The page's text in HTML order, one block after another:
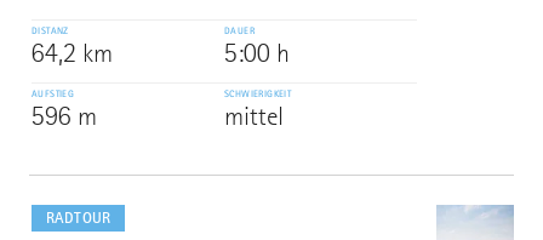
DISTANZ
64,2 km
DAUER
5:00 h
AUFSTIEG
596 m
SCHWIERIGKEIT
mittel
RADTOUR
dazu